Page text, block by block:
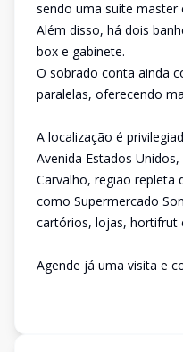
sendo uma suíte master
Além disso, há dois
box e gabinete.
O sobrado conta ainda
paralelas, oferecendo
A localização é
Avenida Estados
Carvalho, região repleta
como Supermercado
cartórios, lojas, hortifrut
Agende já uma visita e